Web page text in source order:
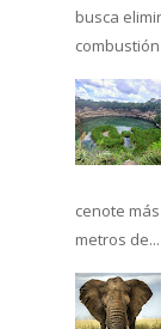
busca
cenote
metros de...